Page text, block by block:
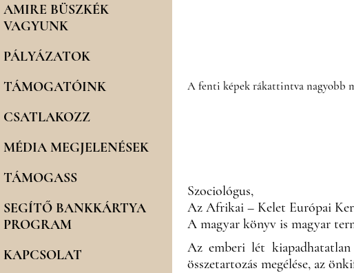
AMIRE BÜSZKÉK
VAGYUNK
PÁLYÁZATOK
TÁMOGATÓINK
CSATLAKOZZ
MÉDIA MEGJELENÉSEK
TÁMOGASS
SEGÍTŐ BANKKÁRTYA
PROGRAM
KAPCSOLAT
A fenti képek rákattintva nagyobb
Szociológus,
Az Afrikai – Kelet Európai
A magyar könyv is magyar
Az emberi lét kiapadhatatlan
összetartozás megélése, az